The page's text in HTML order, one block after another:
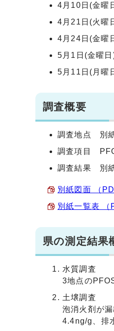
4月10日(金曜
4月21日(火曜
4月24日(金曜
5月1日(金曜
5月11日(月曜
調査概要
調査地点 別
調査項目
調査結果 別
別紙図面 （
別紙一覧表 （
県の測定結果
水質調査
3地点の
土壌調査
泡消火剤が
4.4ng/g、排